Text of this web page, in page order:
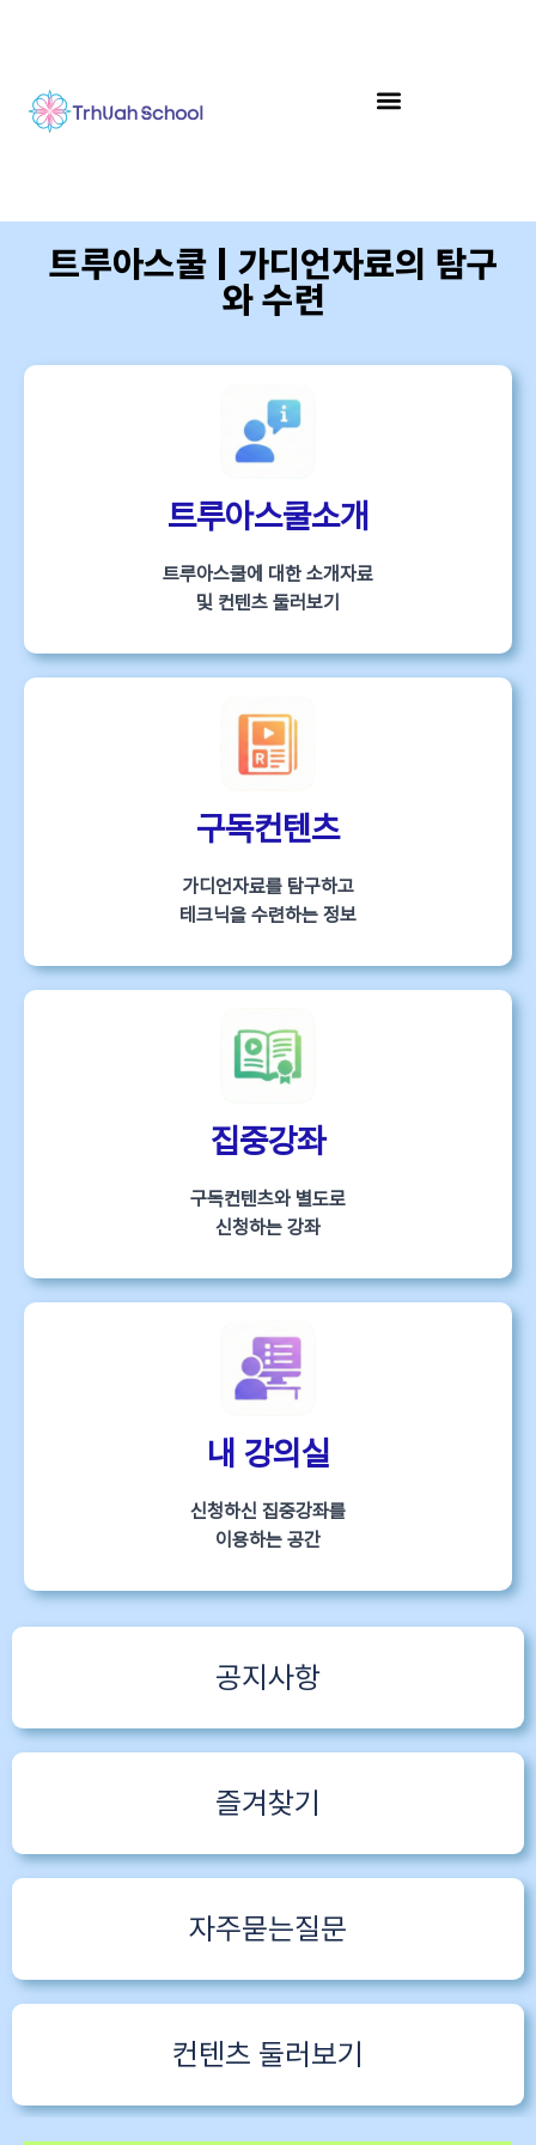
트루아스쿨 | 가디언자료의 탐구
와 수련
트루아스쿨소개
트루아스쿨에 대한 소개자료
및 컨텐츠 둘러보기
구독컨텐츠
가디언자료를 탐구하고
테크닉을 수련하는 정보
집중강좌
구독컨텐츠와 별도로
신청하는 강좌
내 강의실
신청하신 집중강좌를
이용하는 공간
공지사항
즐겨찾기
자주묻는질문
컨텐츠 둘러보기